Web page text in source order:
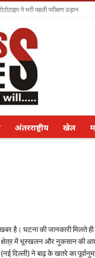
ने भरी पहली परीक्षण उड़ान
अंतरराष्ट्रीय खेल
है। घटना की जानकारी मिलते
क्षेत्र में भूस्खलन और नुकसान की
दिल्ली) ने बाढ़ के खतरे का